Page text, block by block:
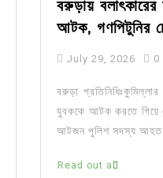
বরুড়ায় বলাৎকারের
আটক, গণপিটুনির
July 29, 2026 0
বরুড়া
যুবককে আটক করতে গিয়ে
আটজন পুলিশ সদস্য আহত
Read out all